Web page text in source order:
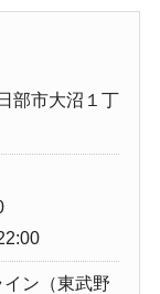
部市大沼１丁
ン（東武野